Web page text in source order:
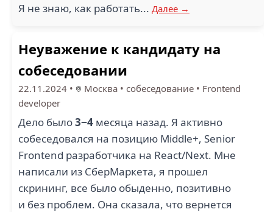
Я не знаю, как работать... Далее →
Неуважение к кандидату на
собеседовании
22.11.2024 • Москва • собеседование • Frontend
developer
Дело было3−4 месяца назад. Я активно
собеседовался на позицию Middle+, Senior
Frontend разработчика на React/Next. Мне
написали из СберМаркета, я прошел
скрининг, все было обыденно, позитивно
и без проблем. Она сказала, что вернется